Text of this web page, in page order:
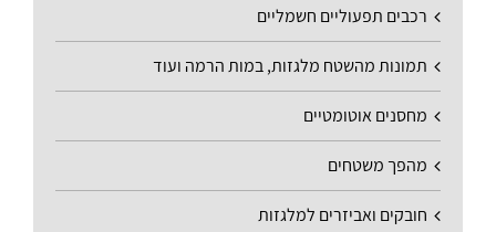
רכבים תפעוליים חשמליים
תמונות מהשטח מלגזות, במות הרמה ועוד
מחסנים אוטומטיים
מהפך משטחים
חובקים ואביזרים למלגזות